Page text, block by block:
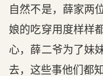
自然不是，薛家两
娘的吃穿用度样样
心，薛二爷为了妹
去，这些事他们都知